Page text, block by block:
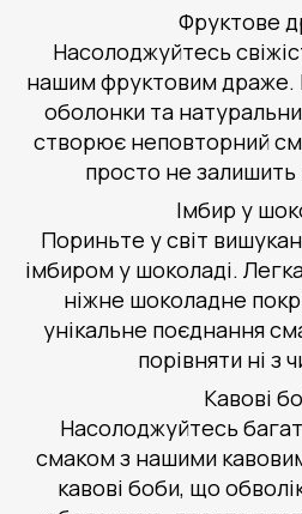
Фруктове
Насолоджуйтесь
нашим фруктовим драже.
оболонки та
створює неповторний
просто не
Імбир у
Пориньте у світ
імбиром у шоколаді.
ніжне шоколадне
унікальне поєднання
порівняти ні з
Кавові
Насолоджуйтесь
смаком з нашими
кавові боби, що